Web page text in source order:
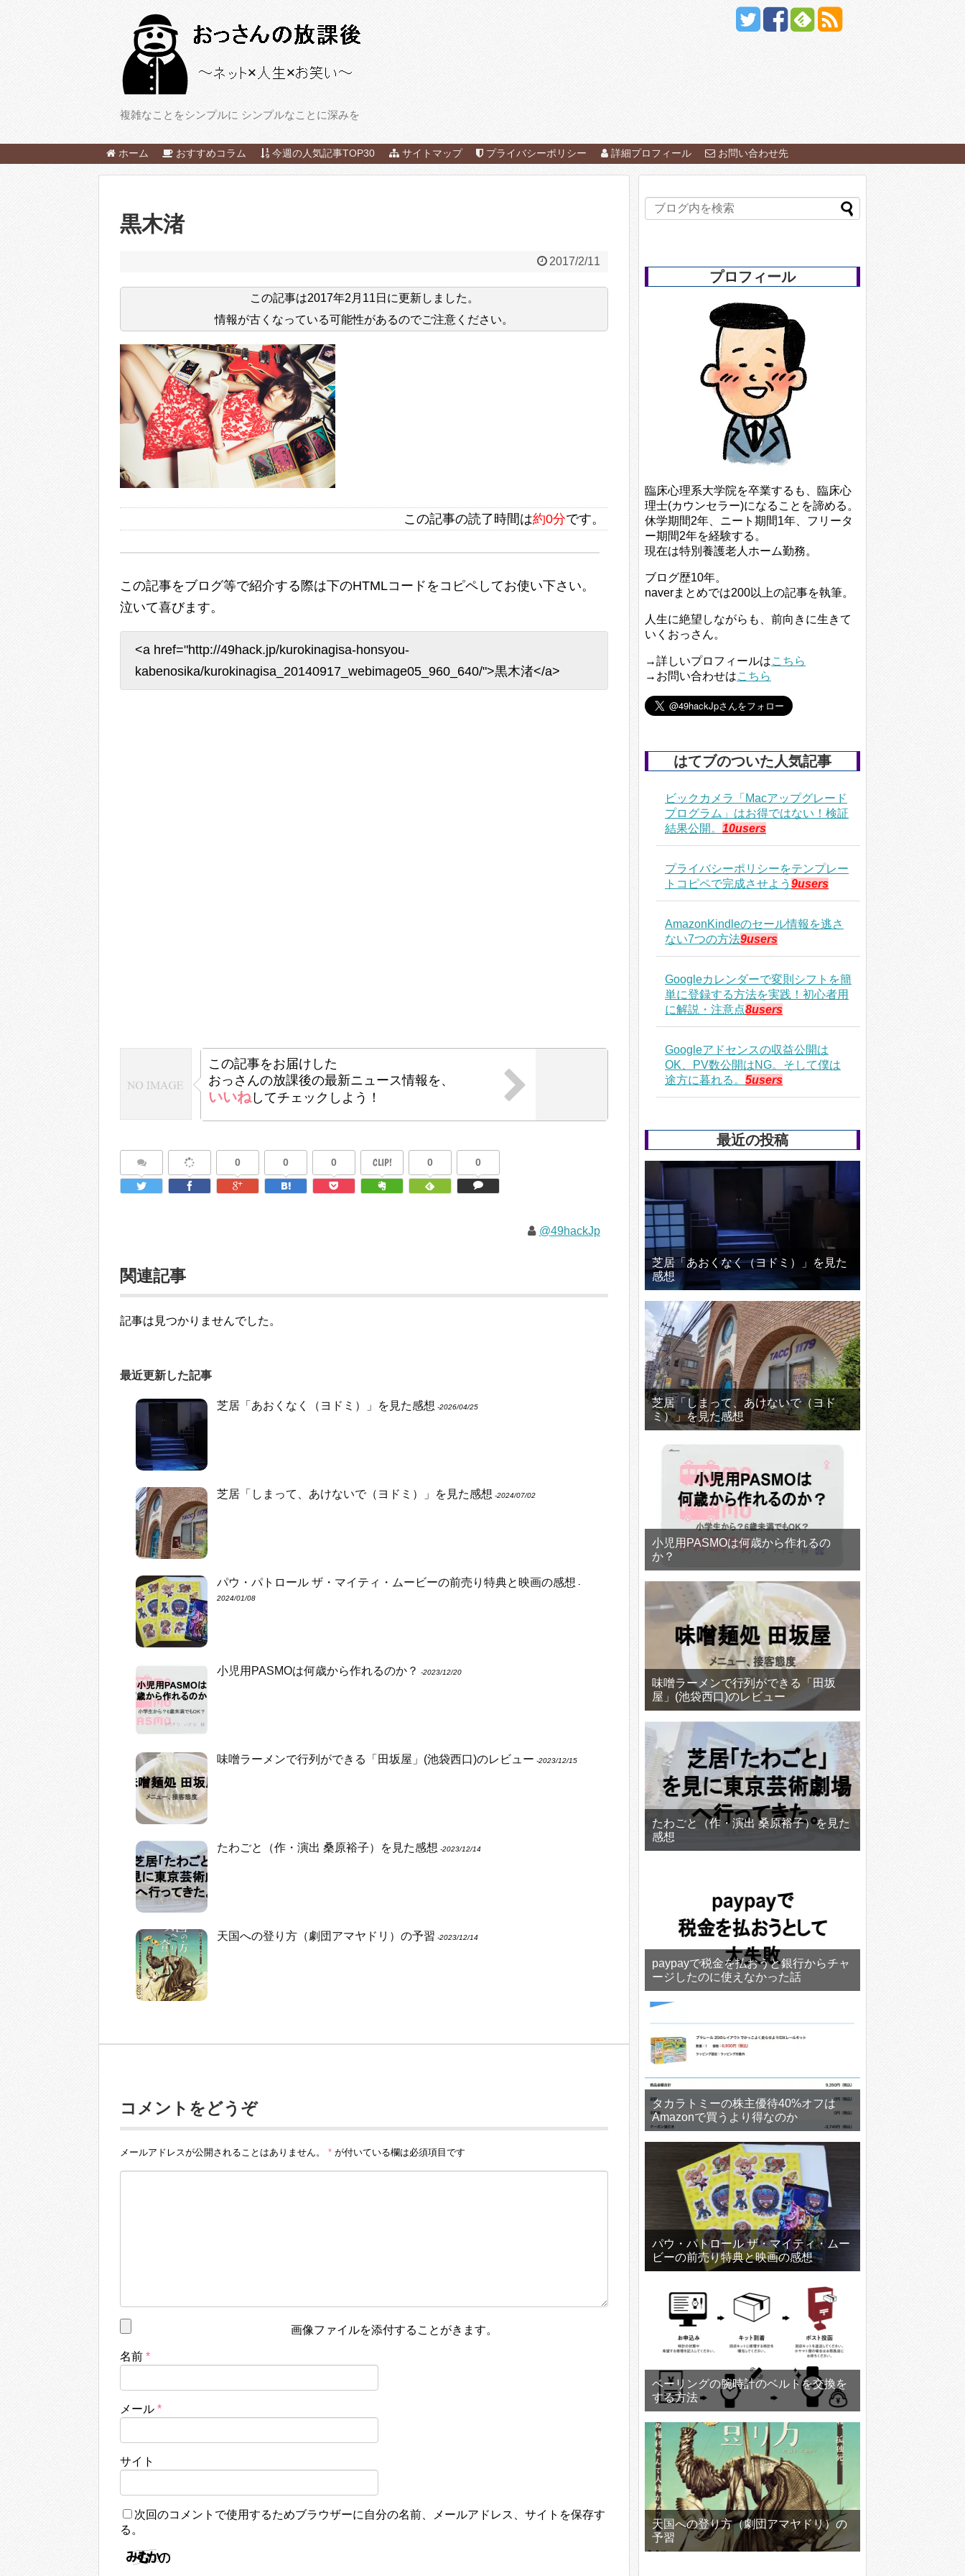
複雑なことをシンプルに シンプルなことに深みを
ホーム おすすめコラム 今週の人気記事TOP30 サイトマップ プライバシーポリシー 詳細プロフィール お問い合わせ先
黒木渚
2017/2/11
この記事は2017年2月11日 に更新しました。
情報が古くなっている可能性があるのでご注意ください。
この記事の読了時間は約0分です。
この記事をブログ等で紹介する際は下のHTMLコードをコピペしてお使い下さい。
泣いて喜びます。
<a href="http://49hack.jp/kurokinagisa-honsyou-
kabenosika/kurokinagisa_20140917_webimage05_960_640/">黒木渚</a>
この記事をお届けした
おっさんの放課後の最新ニュース情報を、
いいねしてチェックしよう！
0 0 0 CLIP! 0 0
@49hackJp
関連記事
記事は見つかりませんでした。
最近更新した記事
芝居「あおくなく（ヨドミ）」を見た感想 ‐2026/04/25
芝居「しまって、あけないで（ヨドミ）」を見た感想 ‐2024/07/02
パウ・パトロール ザ・マイティ・ムービーの前売り特典と映画の感想 ‐
2024/01/08
小児用PASMOは何歳から作れるのか？ ‐2023/12/20
味噌ラーメンで行列ができる「田坂屋」(池袋西口)のレビュー ‐2023/12/15
たわごと（作・演出 桑原裕子）を見た感想 ‐2023/12/14
天国への登り方（劇団アマヤドリ）の予習 ‐2023/12/14
コメントをどうぞ
メールアドレスが公開されることはありません。 * が付いている欄は必須項目です
画像ファイルを添付することがきます。
名前 *
メール *
サイト
次回のコメントで使用するためブラウザーに自分の名前、メールアドレス、サイトを保存す
る。
プロフィール
臨床心理系大学院を卒業するも、臨床心
理士(カウンセラー)になることを諦める。
休学期間2年、ニート期間1年、フリータ
ー期間2年を経験する。
現在は特別養護老人ホーム勤務。
ブログ歴10年。
naverまとめでは200以上の記事を執筆。
人生に絶望しながらも、前向きに生きて
いくおっさん。
→詳しいプロフィールはこちら
→お問い合わせはこちら
はてブのついた人気記事
ビックカメラ「Macアップグレード
プログラム」はお得ではない！検証
結果公開。 10users
プライバシーポリシーをテンプレー
トコピペで完成させよう 9users
AmazonKindleのセール情報を逃さ
ない7つの方法9users
Googleカレンダーで変則シフトを簡
単に登録する方法を実践！初心者用
に解説・注意点8users
Googleアドセンスの収益公開は
OK、PV数公開はNG。そして僕は
途方に暮れる。 5users
最近の投稿
芝居「あおくなく（ヨドミ）」を見た
感想
芝居「しまって、あけないで（ヨド
ミ）」を見た感想
小児用PASMOは何歳から作れるの
か？
味噌ラーメンで行列ができる「田坂
屋」(池袋西口)のレビュー
たわごと（作・演出 桑原裕子）を見た
感想
paypayで税金を払おうと銀行からチャ
ージしたのに使えなかった話
タカラトミーの株主優待40%オフは
Amazonで買うより得なのか
パウ・パトロール ザ・マイティ・ムー
ビーの前売り特典と映画の感想
ベーリングの腕時計のベルトを交換を
する方法
天国への登り方（劇団アマヤドリ）の
予習